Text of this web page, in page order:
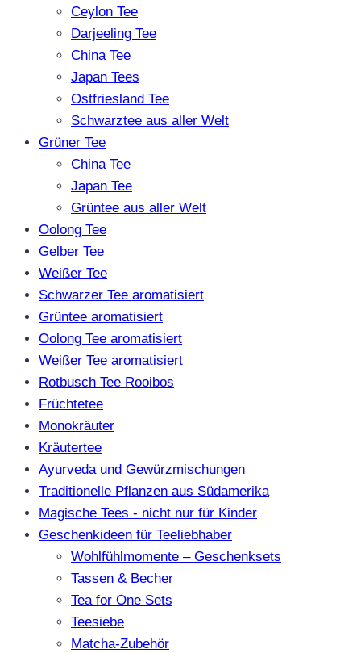
Ceylon Tee
Darjeeling Tee
China Tee
Japan Tees
Ostfriesland Tee
Schwarztee aus aller Welt
Grüner Tee
China Tee
Japan Tee
Grüntee aus aller Welt
Oolong Tee
Gelber Tee
Weißer Tee
Schwarzer Tee aromatisiert
Grüntee aromatisiert
Oolong Tee aromatisiert
Weißer Tee aromatisiert
Rotbusch Tee Rooibos
Früchtetee
Monokräuter
Kräutertee
Ayurveda und Gewürzmischungen
Traditionelle Pflanzen aus Südamerika
Magische Tees - nicht nur für Kinder
Geschenkideen für Teeliebhaber
Wohlfühlmomente – Geschenksets
Tassen & Becher
Tea for One Sets
Teesiebe
Matcha-Zubehör